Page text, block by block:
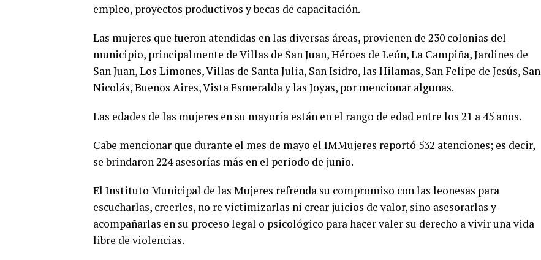
empleo, proyectos productivos y becas de capacitación.
Las mujeres que fueron atendidas en las diversas áreas, provienen de 230 colonias del
municipio, principalmente de Villas de San Juan, Héroes de León, La Campiña, Jardines de
San Juan, Los Limones, Villas de Santa Julia, San Isidro, las Hilamas, San Felipe de Jesús, San
Nicolás, Buenos Aires, Vista Esmeralda y las Joyas, por mencionar algunas.
Las edades de las mujeres en su mayoría están en el rango de edad entre los 21 a 45 años.
Cabe mencionar que durante el mes de mayo el IMMujeres reportó 532 atenciones; es decir,
se brindaron 224 asesorías más en el periodo de junio.
El Instituto Municipal de las Mujeres refrenda su compromiso con las leonesas para
escucharlas, creerles, no re victimizarlas ni crear juicios de valor, sino asesorarlas y
acompañarlas en su proceso legal o psicológico para hacer valer su derecho a vivir una vida
libre de violencias.